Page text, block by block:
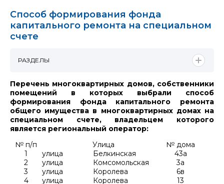
Способ формирования фонда
капитального ремонта на специальном
счете
Перечень многоквартирных домов, собственники
помещений в которых выбрали способ
формирования фонда капитального ремонта
общего имущества в многоквартирных домах на
специальном счете, владельцем которого
является региональный оператор:
№ п/п
Улица
№ дома
1
улица Белкинская
43а
2
улица Комсомольская
3а
3
улица Королева
6в
4
улица Королева
13
РАЗДЕЛЫ